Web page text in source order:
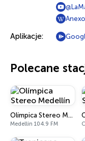
Aplikacje:
Polecane
Olímpica Stereo Medellín
Medellín 104.9 FM